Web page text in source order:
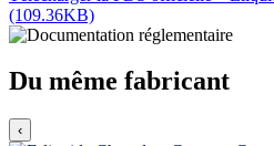
(109.36KB)
Du même fabricant
‹